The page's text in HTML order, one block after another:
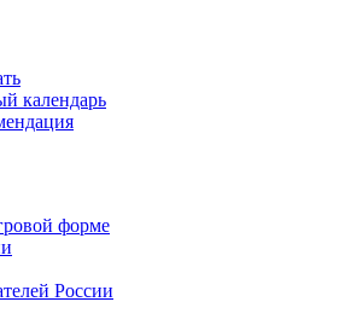
календарь
форме
России